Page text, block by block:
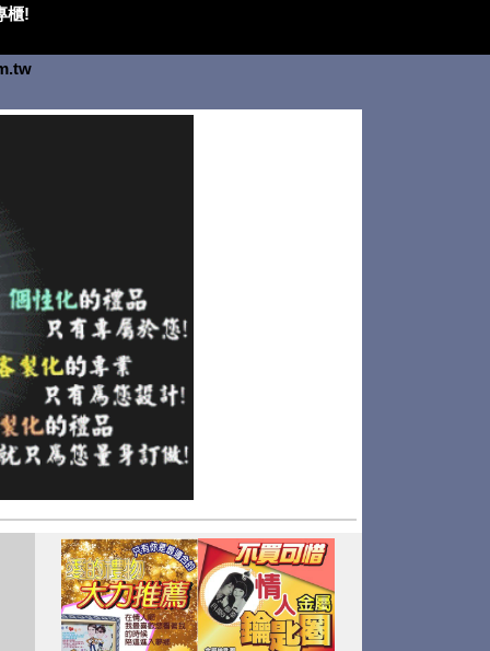
櫃!